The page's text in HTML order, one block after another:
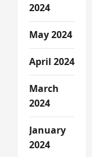
2024
May 2024
April 2024
March
2024
January
2024